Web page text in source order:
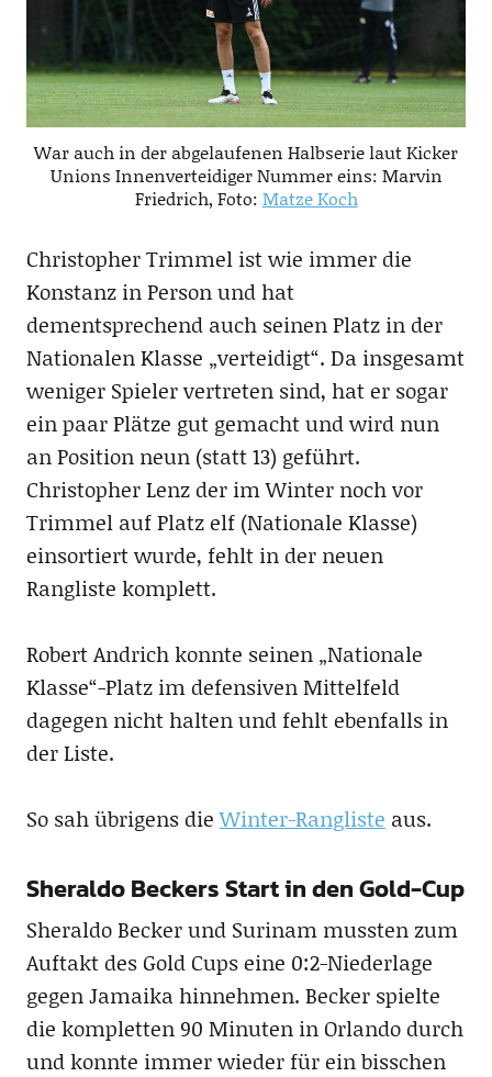
War auch in der abgelaufenen Halbserie laut Kicker
Unions Innenverteidiger Nummer eins: Marvin
Friedrich, Foto: Matze Koch
Christopher Trimmel ist wie immer die
Konstanz in Person und hat
dementsprechend auch seinen Platz in der
Nationalen Klasse „verteidigt“. Da insgesamt
weniger Spieler vertreten sind, hat er sogar
ein paar Plätze gut gemacht und wird nun
an Position neun (statt 13) geführt.
Christopher Lenz der im Winter noch vor
Trimmel auf Platz elf (Nationale Klasse)
einsortiert wurde, fehlt in der neuen
Rangliste komplett.
Robert Andrich konnte seinen „Nationale
Klasse“-Platz im defensiven Mittelfeld
dagegen nicht halten und fehlt ebenfalls in
der Liste.
So sah übrigens dieWinter-Rangliste aus.
Sheraldo Beckers Start in den Gold-Cup
Sheraldo Becker und Surinam mussten zum
Auftakt des Gold Cups eine 0:2-Niederlage
gegen Jamaika hinnehmen. Becker spielte
die kompletten 90 Minuten in Orlando durch
und konnte immer wieder für ein bisschen